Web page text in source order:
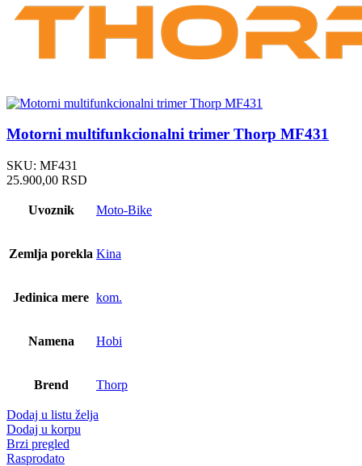
Motorni multifunkcionalni trimer Thorp MF431
SKU: MF431
25.900,00 RSD
Uvoznik Moto-Bike
Zemlja porekla Kina
Jedinica mere kom.
Namena Hobi
Brend Thorp
Dodaj u listu želja
Dodaj u korpu
Brzi pregled
Rasprodato